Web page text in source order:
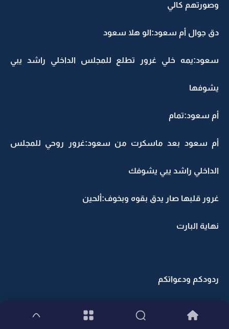
وصورتهم كالي
دق جوال أم سعود:الو هلا سعود
سعود:يمه خلي غرور تطلع للمجلس الداخلي راشد يبي
يشوفها
أم سعود:تمام
أم سعود بعد ماسكرت من سعود:غرور روحي للمجلس
الداخلي راشد يبي يشوفك
غرور قلبها صار يدق بقوه وبخوف:ألحين
نهاية البارت
ردودكم ودعواتكم